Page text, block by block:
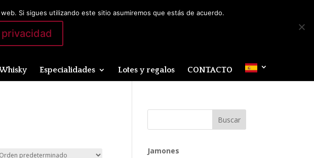
Mi cuenta 0 elementos
Especialidades Lotes y regalos CONTACTO
Jamones
Si sigues utilizando este sitio asumiremos que estás de acuerdo.